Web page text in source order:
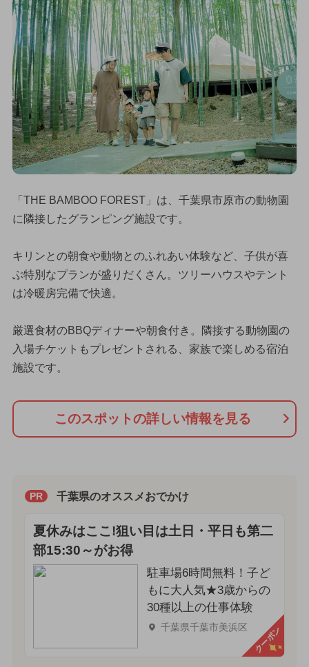
「THE BAMBOO FOREST」は、千葉県市原市の動物園
に隣接したグランピング施設です。
キリンとの朝食や動物とのふれあい体験など、子供が喜
ぶ特別なプランが盛りだくさん。ツリーハウスやテント
は冷暖房完備で快適。
厳選食材のBBQディナーや朝食付き。隣接する動物園の
入場チケットもプレゼントされる、家族で楽しめる宿泊
施設です。
このスポットの詳しい情報を見る
PR 千葉県のオススメおでかけ
夏休みはここ!狙い目は土日・平日も第二
部15:30～がお得
駐車場6時間無料！子ど
もに大人気★3歳からの
30種以上の仕事体験
千葉県千葉市美浜区 クーポン